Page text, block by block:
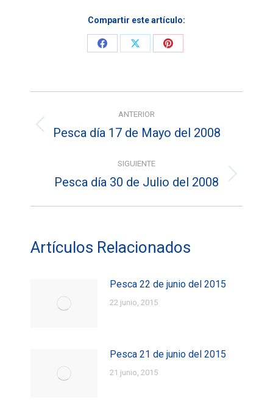
Compartir este artículo:
Share
Share
Share
entre
ANTERIOR
Entrada
Pesca día 17 de Mayo del 2008
SIGUIENTE
Entrada
Pesca día 30 de Julio del 2008
Artículos Relacionados
Pesca 22 de junio del 2015
22 junio, 2015
Pesca 21 de junio del 2015
21 junio, 2015